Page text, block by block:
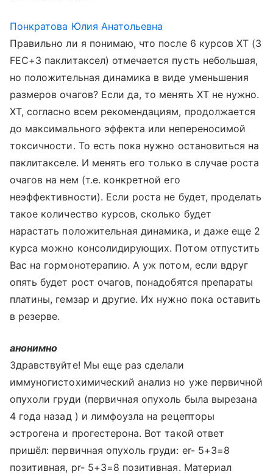
Понкратова Юлия Анатольевна
Правильно ли я понимаю, что после 6 курсов ХТ (3
FEC+3 паклитаксел) отмечается пусть небольшая,
но положительная динамика в виде уменьшения
размеров очагов? Если да, то менять ХТ не нужно.
ХТ, согласно всем рекомендациям, продолжается
до максимального эффекта или непереносимой
токсичности. То есть пока нужно остановиться на
паклитакселе. И менять его только в случае роста
очагов на нем (т.е. конкретной его
неэффективности). Если роста не будет, проделать
такое количество курсов, сколько будет
нарастать положительная динамика, и даже еще 2
курса можно консолидирующих. Потом отпустить
Вас на гормонотерапию. А уж потом, если вдруг
опять будет рост очагов, понадобятся препараты
платины, гемзар и другие. Их нужно пока оставить
в резерве.
анонимно
Здравствуйте! Мы еще раз сделали
иммуногистохимический анализ но уже первичной
опухоли груди (первичная опухоль была вырезана
4 года назад ) и лимфоузла на рецепторы
эстрогена и прогестерона. Вот такой ответ
пришёл: первичная опухоль груди: er- 5+3=8
позитивная, pr- 5+3=8 позитивная. Материал